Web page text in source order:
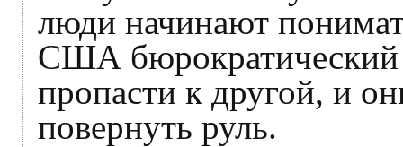
люди начинают
США бюрократический
пропасти к другой, и
повернуть руль.